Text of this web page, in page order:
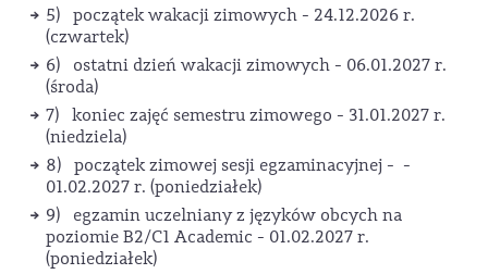
5) początek wakacji zimowych - 24.12.2026 r.
(czwartek)
6) ostatni dzień wakacji zimowych - 06.01.2027 r.
(środa)
7) koniec zajęć semestru zimowego - 31.01.2027 r.
(niedziela)
8) początek zimowej sesji egzaminacyjnej - -
01.02.2027 r. (poniedziałek)
9) egzamin uczelniany z języków obcych na
poziomie B2/C1 Academic - 01.02.2027 r.
(poniedziałek)